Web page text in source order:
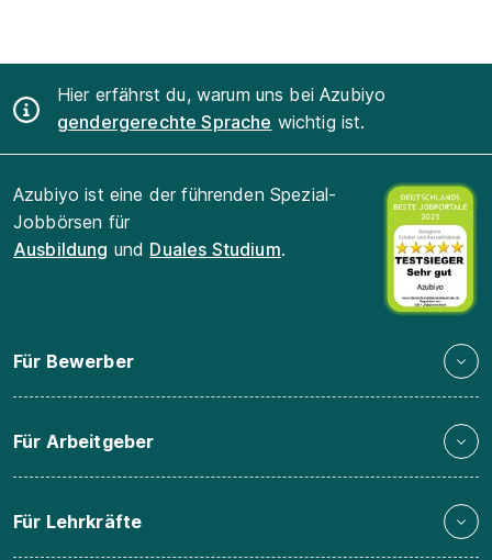
Hier erfährst du, warum uns bei Azubiyo
gendergerechte Sprache wichtig ist.
Azubiyo ist eine der führenden Spezial-
Jobbörsen für
Ausbildung und Duales Studium.
Für Bewerber
Für Arbeitgeber
Für Lehrkräfte